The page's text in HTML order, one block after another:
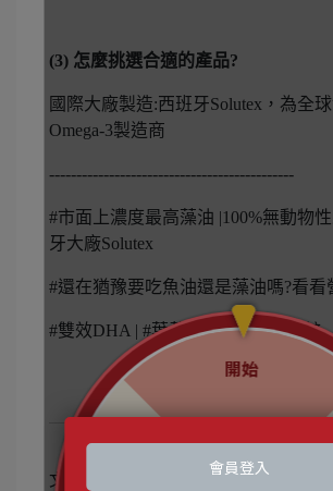
(3) 怎麼挑選合適的產品?
國際大廠製造:西班牙Solutex，為全
Omega-3製造商
---------------------------------------------
#市面上濃度最高藻油 |100%無動物
牙大廠Solutex
#還在猶豫要吃魚油還是藻油嗎?看看
#雙效DHA | #葉黃素| #維生素E | #鋅
文章分類